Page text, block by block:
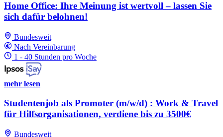
Home Office: Ihre Meinung ist wertvoll – lassen Sie
sich dafür belohnen!
Bundesweit
Nach Vereinbarung
1 - 40 Stunden pro Woche
mehr lesen
Studentenjob als Promoter (m/w/d) : Work & Travel
für Hilfsorganisationen, verdiene bis zu 3500€
Bundesweit